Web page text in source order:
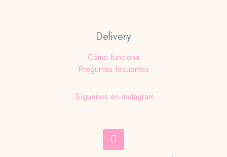
Delivery
Cómo funciona
Preguntas fecuentes
Síguenos en Instagram